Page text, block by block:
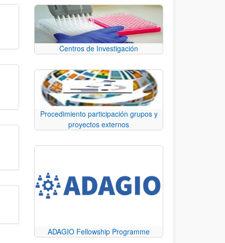
Centros de Investigación
Procedimiento participación grupos y
proyectos externos
ADAGIO Fellowship Programme